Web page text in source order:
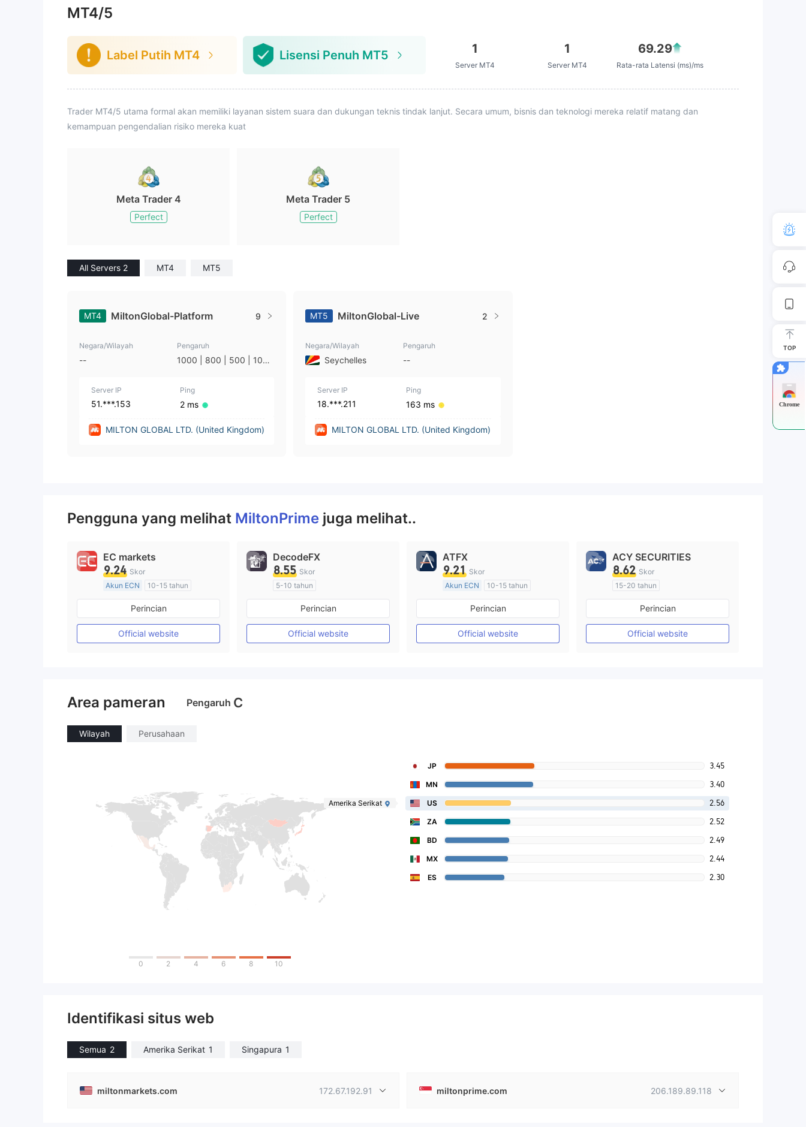
MT4/5
Label Putih MT4 Lisensi Penuh MT5 1
Server MT4
1
Server MT4
69.29
Rata-rata Latensi (ms)/ms
Trader MT4/5 utama formal akan memiliki layanan sistem suara dan dukungan teknis tindak lanjut. Secara umum, bisnis dan teknologi mereka relatif matang dan
kemampuan pengendalian risiko mereka kuat
Meta Trader 4
Perfect
Meta Trader 5
Perfect
All Servers 2 MT4 MT5
MT4 MiltonGlobal-Platform 9
Negara/Wilayah
--
Pengaruh
1000 | 800 | 500 | 100 |
Server IP
51.***.153
Ping
2 ms
MILTON GLOBAL LTD. (United Kingdom)
MT5 MiltonGlobal-Live 2
Negara/Wilayah
Seychelles
Pengaruh
--
Server IP
18.***.211
Ping
163 ms
MILTON GLOBAL LTD. (United Kingdom)
Pengguna yang melihat MiltonPrime juga melihat..
EC markets
9.24 Skor
Akun ECN
10-15 tahun
Diatur di Australia
Market Maker (MM)
Lisensi Penuh MT4
Perincian
Official website
DecodeFX
8.55 Skor
5-10 tahun
Diatur di Australia
Market Maker (MM)
Lisensi Penuh MT4
Perincian
Official website
ATFX
9.21 Skor
Akun ECN
10-15 tahun
Diatur di Australia
Market Maker (MM)
Lisensi Penuh MT4
Perincian
Official website
ACY SECURITIES
8.62 Skor
15-20 tahun
Diatur di Australia
Market Maker (MM)
Lisensi Penuh MT4
Perincian
Official website
Area pameran Pengaruh C
Wilayah Perusahaan
0 2 4 6 8 10
JP 3.45
MN 3.40
Amerika Serikat US 2.56
ZA 2.52
BD 2.49
MX 2.44
ES 2.30
Identifikasi situs web
Semua 2 Amerika Serikat 1 Singapura 1
miltonmarkets.com 172.67.192.91 miltonprime.com 206.189.89.118
TOP
Chrome